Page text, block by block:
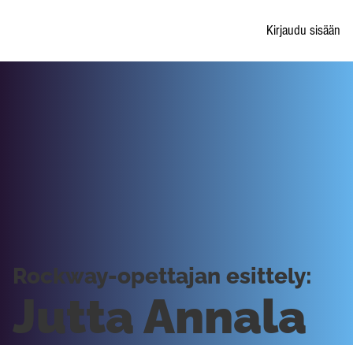
Kirjaudu sisään
Jutta Annala
Rockway-opettajan esittely: